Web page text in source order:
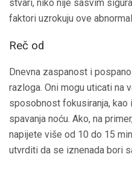
stvari, niko nije sasvim
faktori uzrokuju ove
Reč od
Dnevna zaspanost i
razloga. Oni mogu uticati na
sposobnost fokusiranja, kao
spavanja noću. Ako, na
napijete više od 10 do 15
utvrditi da se iznenada bori